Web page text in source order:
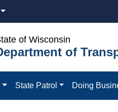
of Wisconsin
of
State Patrol Doing